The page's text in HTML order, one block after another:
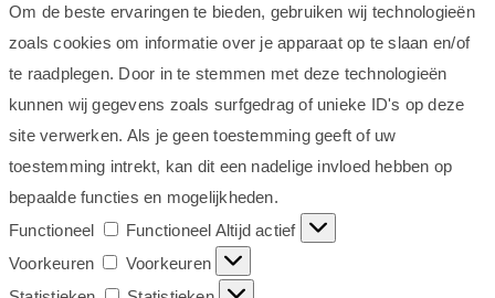
Om de beste ervaringen te bieden, gebruiken wij technologieën
zoals cookies om informatie over je apparaat op te slaan en/of
te raadplegen. Door in te stemmen met deze technologieën
kunnen wij gegevens zoals surfgedrag of unieke ID's op deze
site verwerken. Als je geen toestemming geeft of uw
toestemming intrekt, kan dit een nadelige invloed hebben op
bepaalde functies en mogelijkheden.
Functioneel
Functioneel Altijd actief
Voorkeuren
Voorkeuren